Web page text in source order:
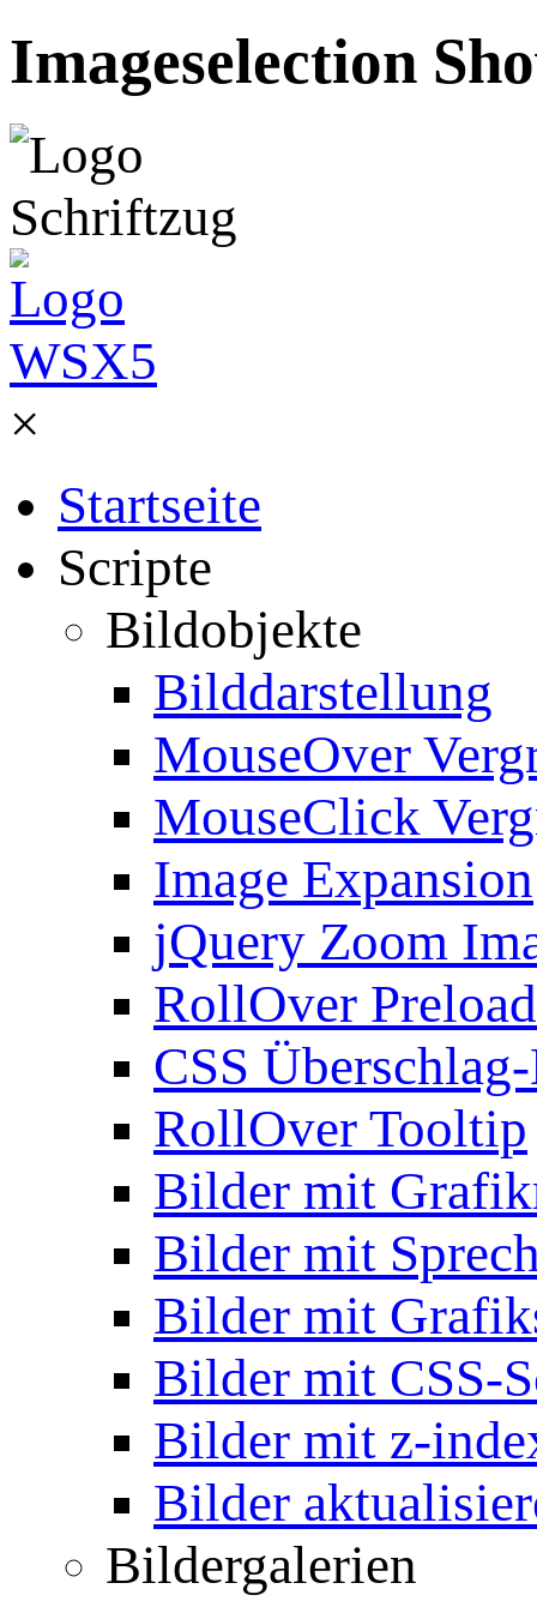
Imageselection
×
Startseite
Scripte
Bildobjekte
Bilddarstellung
MouseOver
MouseClick
Image Expansion
jQuery Zoom
RollOver Preload
CSS
RollOver Tooltip
Bilder mit
Bilder mit
Bilder mit
Bilder mit CSS-
Bilder mit z-
Bilder
Bildergalerien